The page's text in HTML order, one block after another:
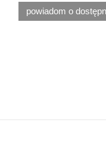
powiadom o